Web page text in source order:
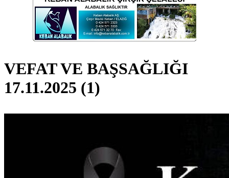
VEFAT VE BAŞSAĞLIĞI
17.11.2025 (1)